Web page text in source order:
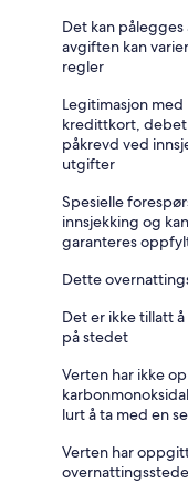
Det kan
avgiften kan
regler
Legitimasjon
kredittkort,
påkrevd ved
utgifter
Spesielle
innsjekking og
garanteres
Dette
Det er ikke tillatt
på stedet
Verten har ikke
lurt å ta med en
Verten har